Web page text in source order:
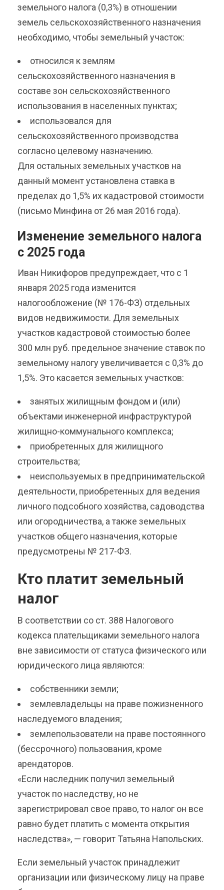
земельного налога (0,3%) в отношении
земель сельскохозяйственного назначения
необходимо, чтобы земельный участок:
относился к землям
сельскохозяйственного назначения в
составе зон сельскохозяйственного
использования в населенных пунктах;
использовался для
сельскохозяйственного производства
согласно целевому назначению.
Для остальных земельных участков на
данный момент установлена ставка в
пределах до 1,5% их кадастровой стоимости
(письмо Минфина от 26 мая 2016 года).
Изменение земельного налога
с 2025 года
Иван Никифоров предупреждает, что с 1
января 2025 года изменится
налогообложение (№ 176-ФЗ) отдельных
видов недвижимости. Для земельных
участков кадастровой стоимостью более
300 млн руб. предельное значение ставок по
земельному налогу увеличивается с 0,3% до
1,5%. Это касается земельных участков:
занятых жилищным фондом и (или)
объектами инженерной инфраструктурой
жилищно-коммунального комплекса;
приобретенных для жилищного
строительства;
неиспользуемых в предпринимательской
деятельности, приобретенных для ведения
личного подсобного хозяйства, садоводства
или огородничества, а также земельных
участков общего назначения, которые
предусмотрены № 217-ФЗ.
Кто платит земельный
налог
В соответствии со ст. 388 Налогового
кодекса плательщиками земельного налога
вне зависимости от статуса физического или
юридического лица являются:
собственники земли;
землевладельцы на праве пожизненного
наследуемого владения;
землепользователи на праве постоянного
(бессрочного) пользования, кроме
арендаторов.
«Если наследник получил земельный
участок по наследству, но не
зарегистрировал свое право, то налог он все
равно будет платить с момента открытия
наследства», — говорит Татьяна Напольских.
Если земельный участок принадлежит
организации или физическому лицу на праве